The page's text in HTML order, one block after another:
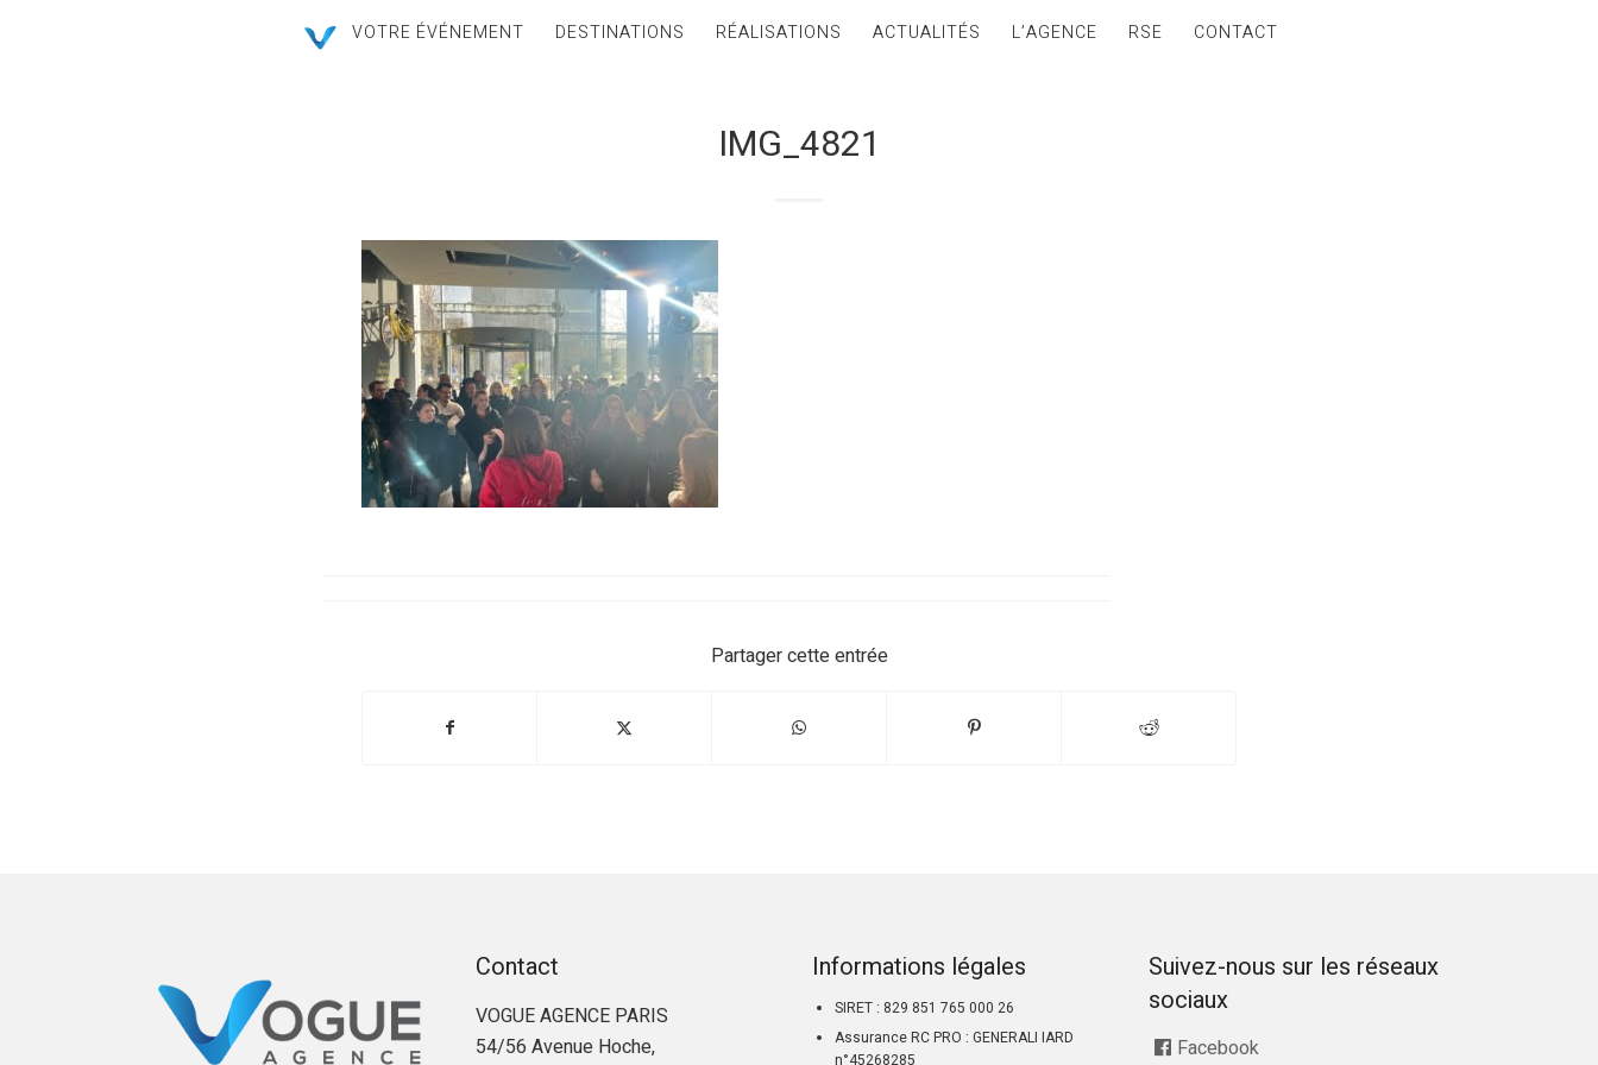
VOTRE ÉVÉNEMENT DESTINATIONS RÉALISATIONS ACTUALITÉS L’AGENCE RSE CONTACT
IMG_4821
Partager cette entrée
Contact
VOGUE AGENCE PARIS
54/56 Avenue Hoche,
Informations légales
SIRET : 829 851 765 000 26
Assurance RC PRO : GENERALI IARD
n°45268285
Suivez-nous sur les réseaux
sociaux
Facebook